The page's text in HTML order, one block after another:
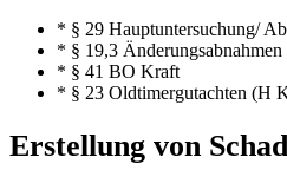
* § 29 Hauptuntersuchung/
* § 19,3 Änderungsabnahmen
* § 41 BO Kraft
* § 23 Oldtimergutachten (H
Erstellung von